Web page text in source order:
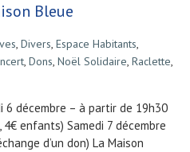
Bleue
, Divers, Espace Habitants,
, Dons, Noël Solidaire, Raclette,
6 décembre – à partir de 19h30
enfants) Samedi 7 décembre
d’un don) La Maison